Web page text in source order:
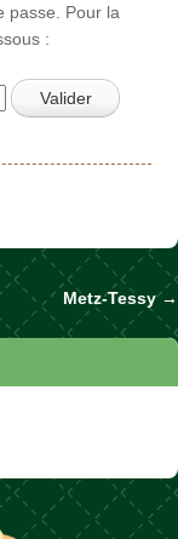
passe. Pour la
:
Metz-Tessy→